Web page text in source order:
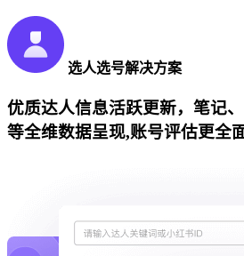
选人选号解决方案
优质达人信息活跃更新，笔记
等全维数据呈现,账号评估更全